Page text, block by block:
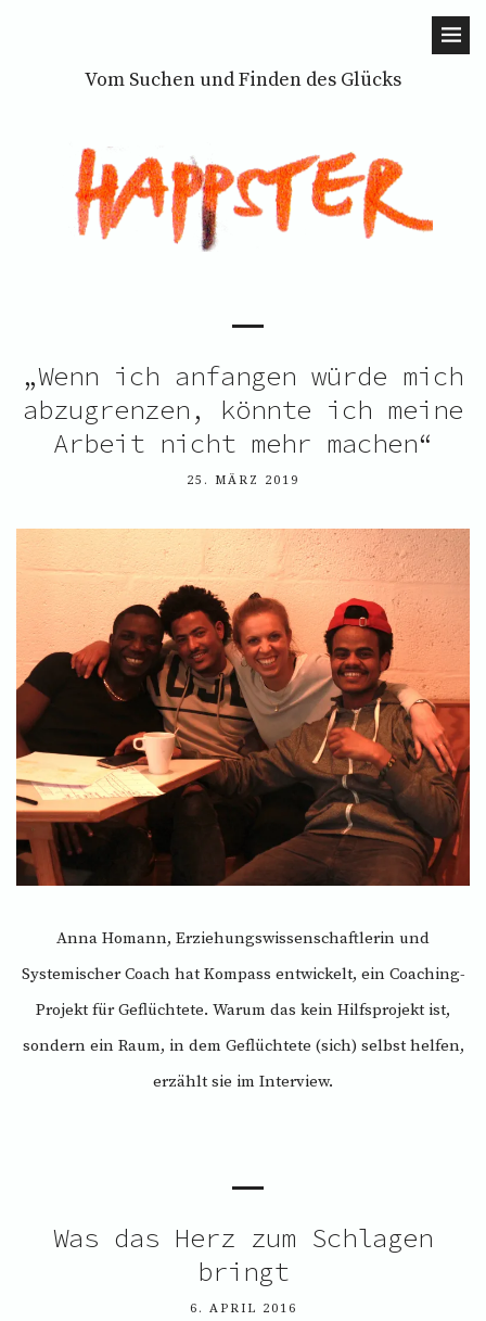
Vom Suchen und Finden des Glücks
„Wenn ich anfangen würde mich
abzugrenzen, könnte ich meine
Arbeit nicht mehr machen“
25. MÄRZ 2019
Anna Homann, Erziehungswissenschaftlerin und
Systemischer Coach hat Kompass entwickelt, ein Coaching-
Projekt für Geflüchtete. Warum das kein Hilfsprojekt ist,
sondern ein Raum, in dem Geflüchtete (sich) selbst helfen,
erzählt sie im Interview.
Was das Herz zum Schlagen
bringt
6. APRIL 2016